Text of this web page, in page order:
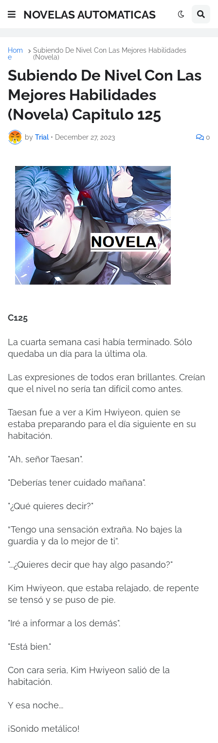
NOVELAS AUTOMATICAS
Hom
e
Subiendo De Nivel Con Las Mejores Habilidades
(Novela)
Subiendo De Nivel Con Las
Mejores Habilidades
(Novela) Capitulo 125
by Trial • December 27, 2023 0
C125
La cuarta semana casi había terminado. Sólo
quedaba un día para la última ola.
Las expresiones de todos eran brillantes. Creían
que el nivel no sería tan difícil como antes.
Taesan fue a ver a Kim Hwiyeon, quien se
estaba preparando para el día siguiente en su
habitación.
"Ah, señor Taesan".
"Deberías tener cuidado mañana".
"¿Qué quieres decir?"
“Tengo una sensación extraña. No bajes la
guardia y da lo mejor de ti”.
"...¿Quieres decir que hay algo pasando?"
Kim Hwiyeon, que estaba relajado, de repente
se tensó y se puso de pie.
"Iré a informar a los demás".
"Está bien."
Con cara seria, Kim Hwiyeon salió de la
habitación.
Y esa noche...
¡Sonido metálico!